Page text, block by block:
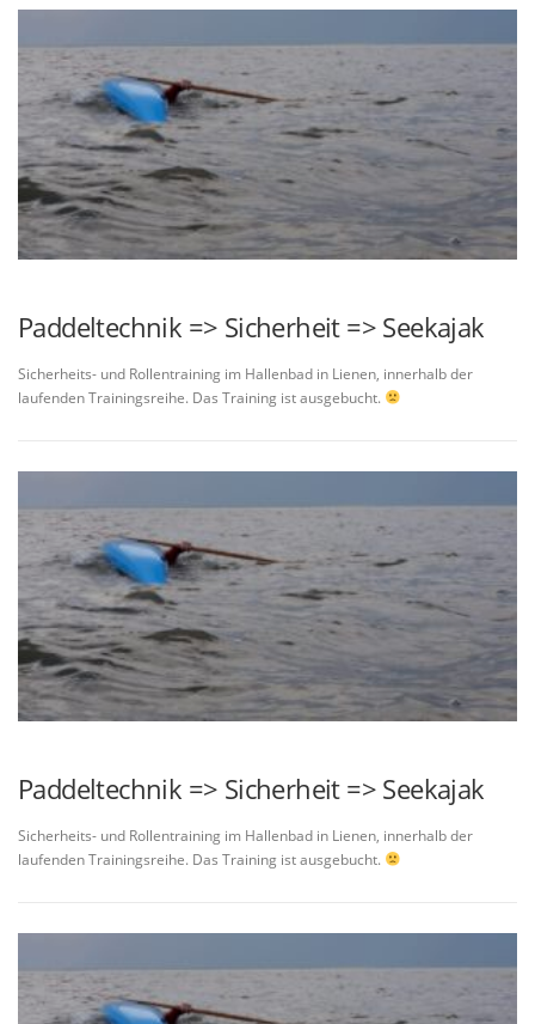
Paddeltechnik => Sicherheit => Seekajak
Sicherheits- und Rollentraining im Hallenbad in Lienen, innerhalb der
laufenden Trainingsreihe. Das Training ist ausgebucht.
Paddeltechnik => Sicherheit => Seekajak
Sicherheits- und Rollentraining im Hallenbad in Lienen, innerhalb der
laufenden Trainingsreihe. Das Training ist ausgebucht.